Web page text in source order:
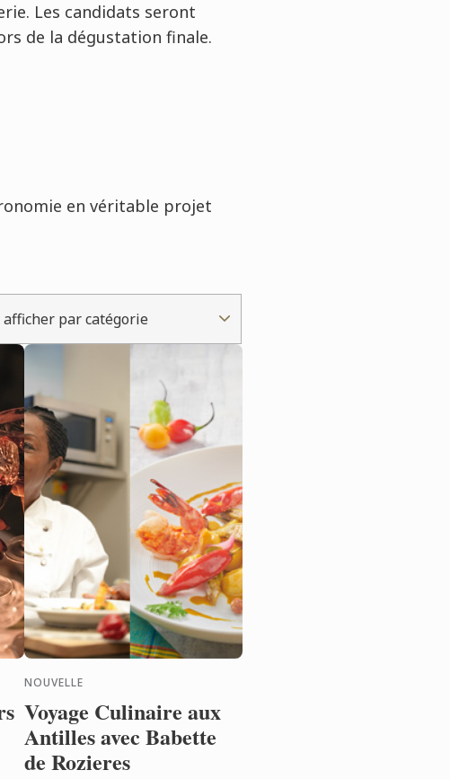
Les candidats seront
de la dégustation finale.
en véritable projet
afficher par catégorie
NOUVELLE
Voyage Culinaire aux
Antilles avec Babette
de Rozieres